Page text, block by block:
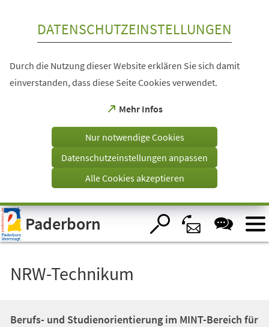
Visuelle
Assistenzsoftware
öffnen.
DATENSCHUTZEINSTELLUNGEN
Durch die Nutzung dieser Website erklären Sie sich damit
einverstanden, dass diese Seite Cookies verwendet.
Mehr Infos
(Öffnet
einem
Tab)
Nur notwendige Cookies
Datenschutzeinstellungen anpassen
Alle Cookies akzeptieren
Paderborn
NRW-Technikum
Berufs- und Studienorientierung im MINT-Bereich für